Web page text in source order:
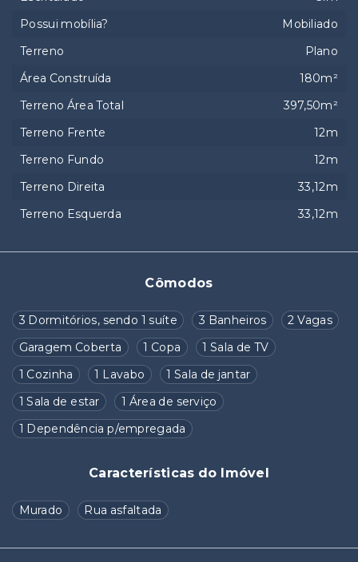
Cômodos
3 Dormitórios, sendo 1 suíte 3 Banheiros
2 Vagas
Garagem Coberta
1 Copa
1 Sala de TV
1 Cozinha
1 Lavabo
1 Sala de jantar
1 Sala de estar
1 Área de serviço
1 Dependência p/empregada
Características do Imóvel
Murado Rua asfaltada
Possui mobília?
Mobiliado
Terreno
Plano
Área Construída
180m²
Terreno Área Total
397,50m²
Terreno Frente
12m
Terreno Fundo
12m
Terreno Direita
33,12m
Terreno Esquerda
33,12m